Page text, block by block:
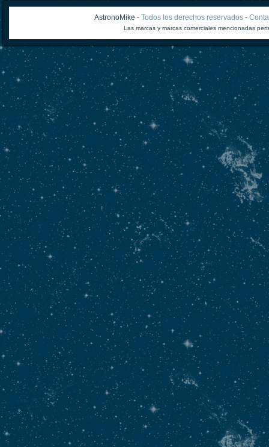
AstronoMike - Todos los derechos reservados-
Las marcas y marcas comerciales mencionadas